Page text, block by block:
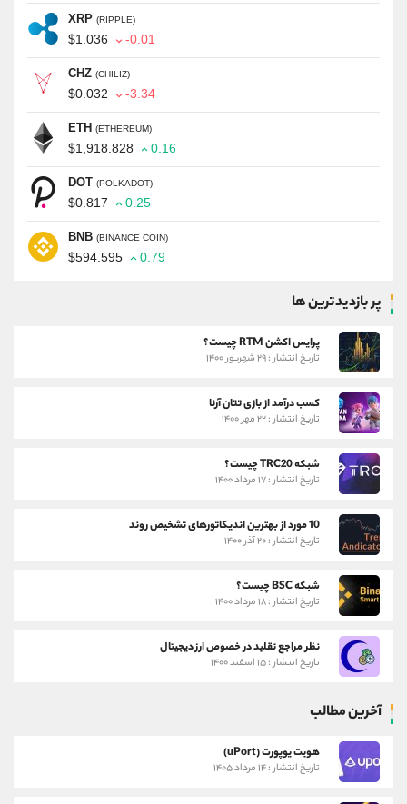
XRP (RIPPLE)
$1.036 -0.01
CHZ (CHILIZ)
$0.032 -3.34
ETH (ETHEREUM)
$1,918.828 0.16
DOT (POLKADOT)
$0.817 0.25
BNB (BINANCE COIN)
$594.595 0.79
پر بازدیدترین ها
پرایس اکشن RTM چیست؟
تاریخ انتشار : ۲۹ شهریور ۱۴۰۰
کسب درآمد از بازی تتان آرنا
تاریخ انتشار : ۲۲ مهر ۱۴۰۰
شبکه TRC20 چیست؟
تاریخ انتشار : ۱۷ مرداد ۱۴۰۰
10 مورد از بهترین اندیکاتورهای تشخیص روند
تاریخ انتشار : ۲۰ آذر ۱۴۰۰
شبکه BSC چیست؟
تاریخ انتشار : ۱۸ مرداد ۱۴۰۰
نظر مراجع تقلید در خصوص ارز دیجیتال
تاریخ انتشار : ۱۵ اسفند ۱۴۰۰
آخرین مطالب
هویت یوپورت (uPort)
تاریخ انتشار : ۱۴ مرداد ۱۴۰۵